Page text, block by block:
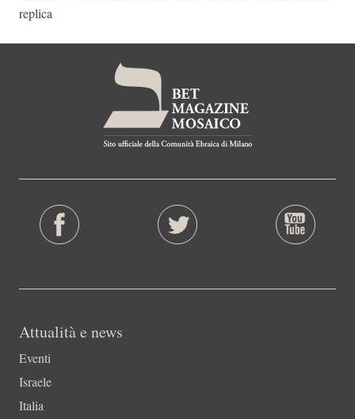
replica
Attualità e news
Eventi
Israele
Italia